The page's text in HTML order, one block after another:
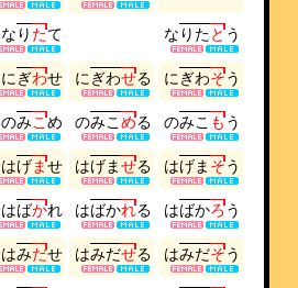
な り たて な り たとう
に ぎわせ に ぎわせる に ぎわそう
のみこめ のみこ める のみこ もう
はげませ はげませる はげま そう
はばかれ はばかれる はばかろう
はみだせ はみだせる はみだそう